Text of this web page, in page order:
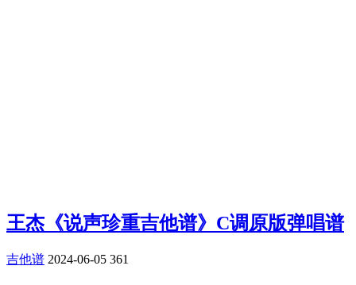
王杰《说声珍重吉他谱》C调原版弹唱谱
吉他谱 2024-06-05 361